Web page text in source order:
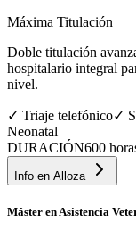
Máxima Titulación
Doble titulación
hospitalario integral
nivel.
✓ Triaje telefónico✓
Neonatal
DURACIÓN600
Info en Alloza
Máster en Asistencia